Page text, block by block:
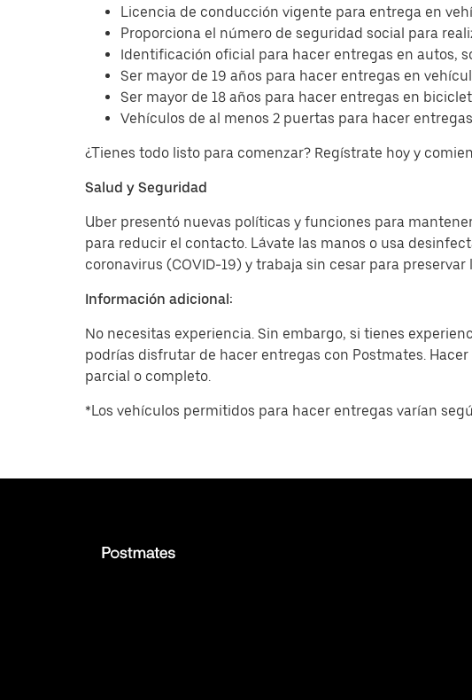
Licencia de conducción vigente para entrega en
Proporciona el número de seguridad social para
Identificación oficial para hacer entregas en autos,
Ser mayor de 19 años para hacer entregas en
Ser mayor de 18 años para hacer entregas en
Vehículos de al menos 2 puertas para hacer
¿Tienes todo listo para comenzar? Regístrate hoy y
Salud y Seguridad
Uber presentó nuevas políticas y funciones para
para reducir el contacto. Lávate las manos o usa
coronavirus (COVID-19) y trabaja sin cesar para
Información adicional:
No necesitas experiencia. Sin embargo, si tienes
podrías disfrutar de hacer entregas con Postmates.
parcial o completo.
*Los vehículos permitidos para hacer entregas varían